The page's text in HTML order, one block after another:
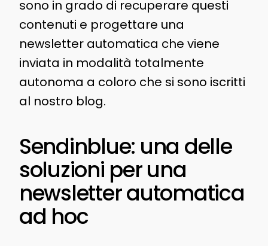
sono in grado di recuperare questi
contenuti e progettare una
newsletter automatica che viene
inviata in modalità totalmente
autonoma a coloro che si sono iscritti
al nostro blog.
Sendinblue: una delle
soluzioni per una
newsletter automatica
ad hoc